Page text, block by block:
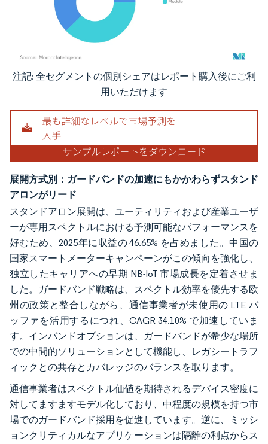
画像 © Mordor Intelligence。再利用にはCC BY 4.0の表示が必要です。
注記: 全セグメントの個別シェアはレポート購入後にご利
用いただけます
展開方式別：ガードバンドの加速にもかかわらずスタンド
アロンがリード
スタンドアロン展開は、ユーティリティおよび産業ユーザ
ーが専用スペクトルにおける予測可能なパフォーマンスを
好むため、2025年に収益の 46.65% を占めました。中国の
国家スマートメーターキャンペーンがこの傾向を強化し、
独立したキャリアへの早期 NB-IoT 市場成長を定着させま
した。ガードバンド戦略は、スペクトル効率を優先する欧
州の政策と整合しながら、通信事業者が未使用の LTE バ
ッファを活用するにつれ、CAGR 34.10% で加速していま
す。インバンドオプションは、ガードバンドが希少な場所
での中間的ソリューションとして機能し、レガシートラフ
ィックとの共存とカバレッジのバランスを取ります。
通信事業者はスペクトル価値を期待されるデバイス密度に
対してますますモデル化しており、中程度の規模を持つ市
場でのガードバンド採用を促進しています。逆に、ミッシ
ョンクリティカルなアプリケーションは隔離の利点からス